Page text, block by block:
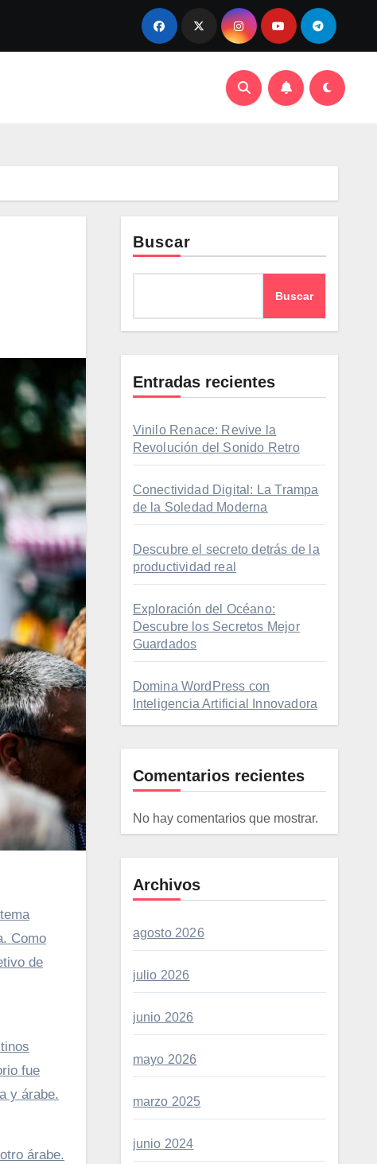
Como
de
fue
y árabe.
árabe.
Buscar
Buscar
Entradas recientes
Vinilo Renace: Revive la
Revolución del Sonido Retro
Conectividad Digital: La Trampa
de la Soledad Moderna
Descubre el secreto detrás de la
productividad real
Exploración del Océano:
Descubre los Secretos Mejor
Guardados
Domina WordPress con
Inteligencia Artificial Innovadora
Comentarios recientes
No hay comentarios que mostrar.
Archivos
agosto 2026
julio 2026
junio 2026
mayo 2026
marzo 2025
junio 2024